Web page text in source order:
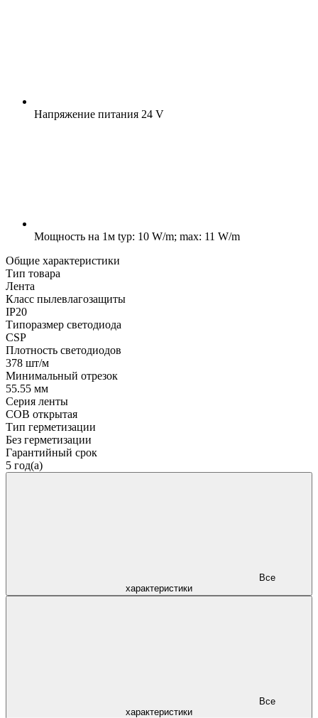
Напряжение питания 24 V
Мощность на 1м typ: 10 W/m; max: 11 W/m
Общие характеристики
Тип товара
Лента
Класс пылевлагозащиты
IP20
Типоразмер светодиода
CSP
Плотность светодиодов
378 шт/м
Минимальный отрезок
55.55 мм
Серия ленты
COB открытая
Тип герметизации
Без герметизации
Гарантийный срок
5 год(а)
характеристики
характеристики